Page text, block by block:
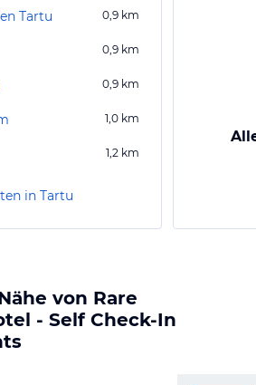
Tartu 0,9 km
0,9 km
0,9 km
1,0 km
1,2 km
in Tartu
von Rare
- Self Check-In